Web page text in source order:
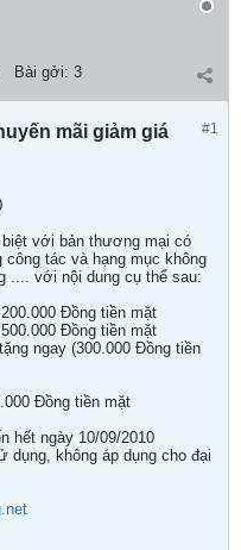
Bài gởi: 3
#1
mãi giảm giá
với bản thương mại có
tác và hạng mục không
.... với nội dung cụ thể sau:
Đồng tiền mặt
Đồng tiền mặt
ngay (300.000 Đồng tiền
Đồng tiền mặt
hết ngày 10/09/2010
không áp dụng cho đại